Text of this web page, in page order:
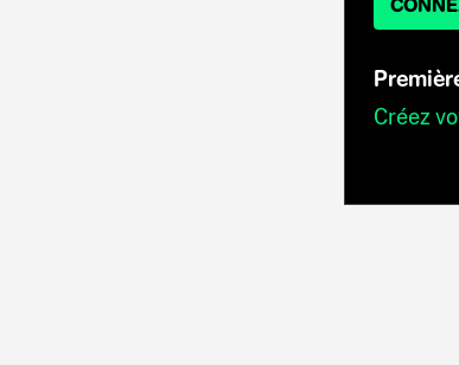
Créez